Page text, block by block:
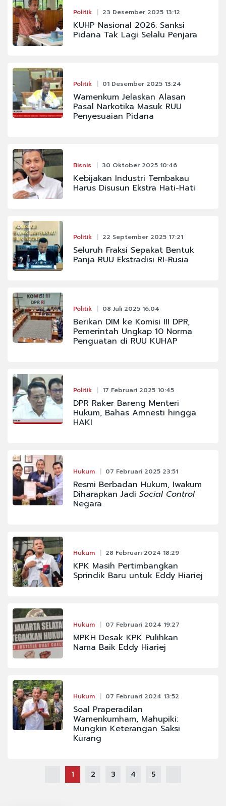
Politik 23 Desember 2025 13:12
KUHP Nasional 2026: Sanksi
Pidana Tak Lagi Selalu Penjara
Politik 01 Desember 2025 13:24
Wamenkum Jelaskan Alasan
Pasal Narkotika Masuk RUU
Penyesuaian Pidana
Bisnis 30 Oktober 2025 10:46
Kebijakan Industri Tembakau
Harus Disusun Ekstra Hati-Hati
Politik 22 September 2025 17:21
Seluruh Fraksi Sepakat Bentuk
Panja RUU Ekstradisi RI-Rusia
Politik 08 Juli 2025 16:04
Berikan DIM ke Komisi III DPR,
Pemerintah Ungkap 10 Norma
Penguatan di RUU KUHAP
Politik 17 Februari 2025 10:45
DPR Raker Bareng Menteri
Hukum, Bahas Amnesti hingga
HAKI
Hukum 07 Februari 2025 23:51
Resmi Berbadan Hukum, Iwakum
Diharapkan Jadi Social Control
Negara
Hukum 28 Februari 2024 18:29
KPK Masih Pertimbangkan
Sprindik Baru untuk Eddy Hiariej
Hukum 07 Februari 2024 19:27
MPKH Desak KPK Pulihkan
Nama Baik Eddy Hiariej
Hukum 07 Februari 2024 13:52
Soal Praperadilan
Wamenkumham, Mahupiki:
Mungkin Keterangan Saksi
Kurang
1 2 3 4 5